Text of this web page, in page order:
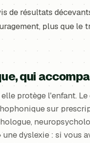
de résultats
plus que le
qui
protège l'enfant.
sur
dyslexie : si vous